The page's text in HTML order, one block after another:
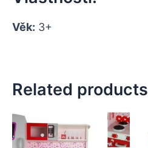
Věk: 3+
Related products